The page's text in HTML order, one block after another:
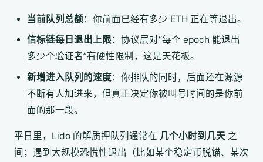
当前队列总额：你前面已经有多少 ETH 正在等退出。
信标链每日退出上限：协议层对“每个 epoch 能退出
多少个验证者”有硬性限制，这是天花板。
新增进入队列的速度：你排队的同时，后面还在源源
不断有人加进来，但真正决定你被叫号时间的是你前
面的那一段。
平日里，Lido 的解质押队列通常在 几个小时到几天 之
间；遇到大规模恐慌性退出（比如某个稳定币脱锚、某次